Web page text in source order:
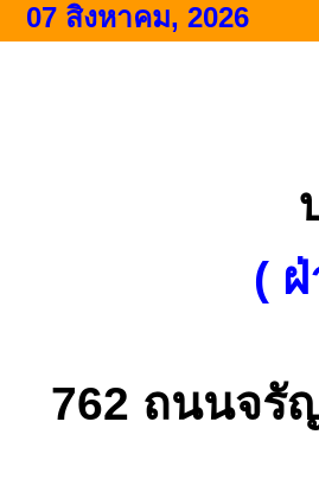
07 สิงหาคม, 2026
(
762 ถนนจรั